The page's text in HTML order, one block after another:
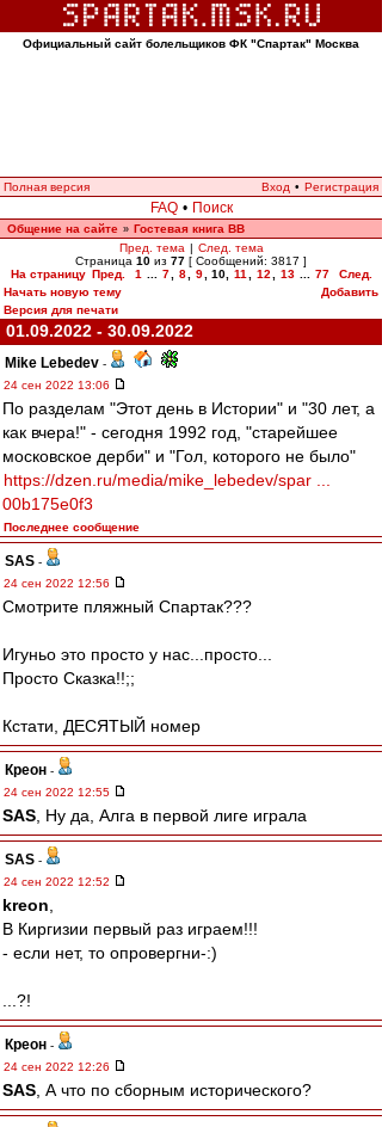
Официальный сайт болельщиков ФК "Спартак" Москва
Полная версия Вход • Регистрация
FAQ • Поиск
Общение на сайте » Гостевая книга ВВ
Пред. тема | След. тема
Страница 10 из 77 [ Сообщений: 3817 ]
На страницу Пред. 1 7 8 9 10, 11 12 13 77
След.
Начать новую тему
Добавить
Версия для печати
01.09.2022 - 30.09.2022
Mike Lebedev -
24 сен 2022 13:06
По разделам "Этот день в Истории" и "30 лет, а
как вчера!" - сегодня 1992 год, "старейшее
московское дерби" и "Гол, которого не было"
https://dzen.ru/media/mike_lebedev/spar ...
00b175e0f3
Последнее сообщение
SAS -
24 сен 2022 12:56
Смотрите пляжный Спартак???
Игуньо это просто у нас...просто...
Просто Сказка!!;;
Кстати, ДЕСЯТЫЙ номер
Креон -
24 сен 2022 12:55
SAS , Ну да, Алга в первой лиге играла
SAS -
24 сен 2022 12:52
kreon
В Киргизии первый раз играем!!!
- если нет, то опровергни-:)
...?!
Креон -
24 сен 2022 12:26
SAS , А что по сборным исторического?